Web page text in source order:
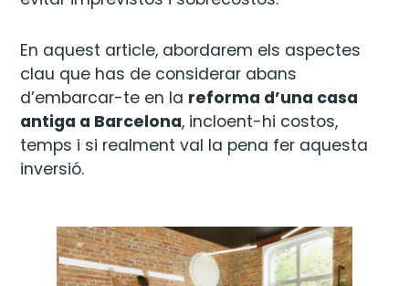
En aquest article, abordarem els aspectes
clau que has de considerar abans
d’embarcar-te en la reforma d’una casa
antiga a Barcelona, incloent-hi costos,
temps i si realment val la pena fer aquesta
inversió.